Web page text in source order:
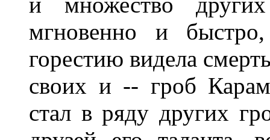
мгновенно и
горестию видела
своих и -- гроб
стал в ряду других